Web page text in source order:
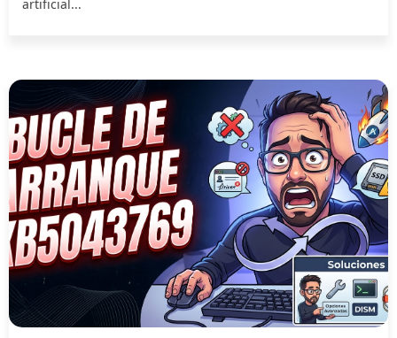
artificial...